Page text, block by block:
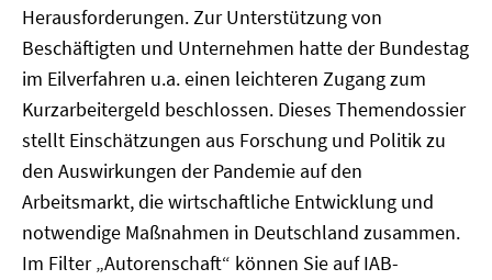
Herausforderungen. Zur Unterstützung von
Beschäftigten und Unternehmen hatte der Bundestag
im Eilverfahren u.a. einen leichteren Zugang zum
Kurzarbeitergeld beschlossen. Dieses Themendossier
stellt Einschätzungen aus Forschung und Politik zu
den Auswirkungen der Pandemie auf den
Arbeitsmarkt, die wirtschaftliche Entwicklung und
notwendige Maßnahmen in Deutschland zusammen.
Im Filter „Autorenschaft“ können Sie auf IAB-